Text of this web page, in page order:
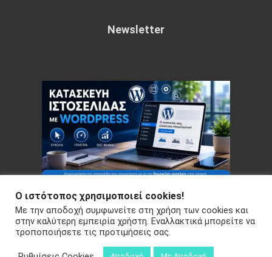
Newsletter
Copyright © 2026 Your e-articles - WordPress Theme : by
Sparkle Themes Πολιτική Απορρήτου
Ο ιστότοπος χρησιμοποιεί cookies!
Με την αποδοχή συμφωνείτε στη χρήση των cookies και
στην καλύτερη εμπειρία χρήστη. Εναλλακτικά μπορείτε να
τροποποιήσετε τις προτιμήσεις σας.